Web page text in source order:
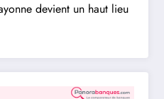
devient un haut lieu